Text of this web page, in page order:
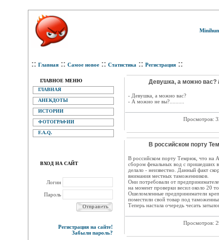
:: Главная :: Самое новое :: Статистика :: Регистрация ::
ГЛАВНОЕ МЕНЮ
ГЛАВНАЯ
АНЕКДОТЫ
ИСТОРИИ
ФОТОГРАФИИ
F.A.Q.
ВХОД НА САЙТ
Логин
Пароль
Регистрация на сайте!
Забыли пароль?
Девушка, а можно вас?
- Девушка, а можно вас?
- А можно не вы?..........
Просмотров:
В российском порту
В российском порту Темрюк, что на
сбором фекальных вод с пришедших
делало - неизвестно. Данный факт
внимания местных таможенников.
Они потребовали от
на момент проверки весил около 20
Ошеломленные предприниматели
поместили свой товар под
Теперь настала очередь чесать
Просмотров: